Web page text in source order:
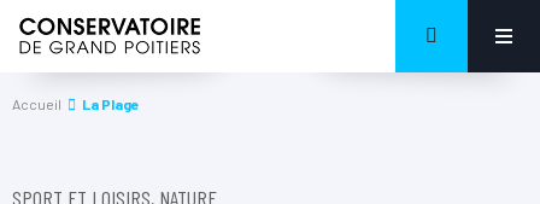
Accueil La Plage
SPORT ET LOISIRS, NATURE